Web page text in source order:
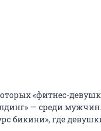
«фитнес-
— среди мужчин.
бикини», где